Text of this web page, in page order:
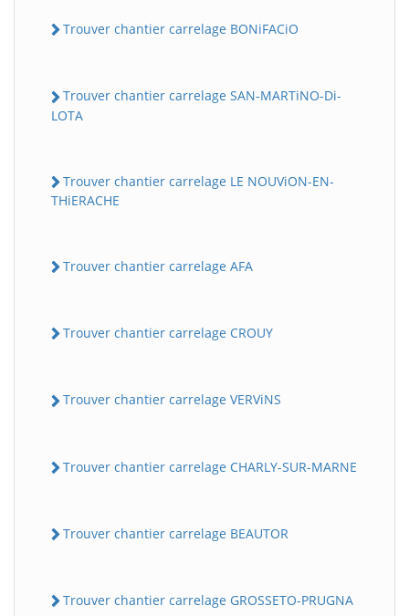
Trouver chantier carrelage BONiFACiO
Trouver chantier carrelage SAN-MARTiNO-Di-
LOTA
Trouver chantier carrelage LE NOUViON-EN-
THiERACHE
Trouver chantier carrelage AFA
Trouver chantier carrelage CROUY
Trouver chantier carrelage VERViNS
Trouver chantier carrelage CHARLY-SUR-MARNE
Trouver chantier carrelage BEAUTOR
Trouver chantier carrelage GROSSETO-PRUGNA